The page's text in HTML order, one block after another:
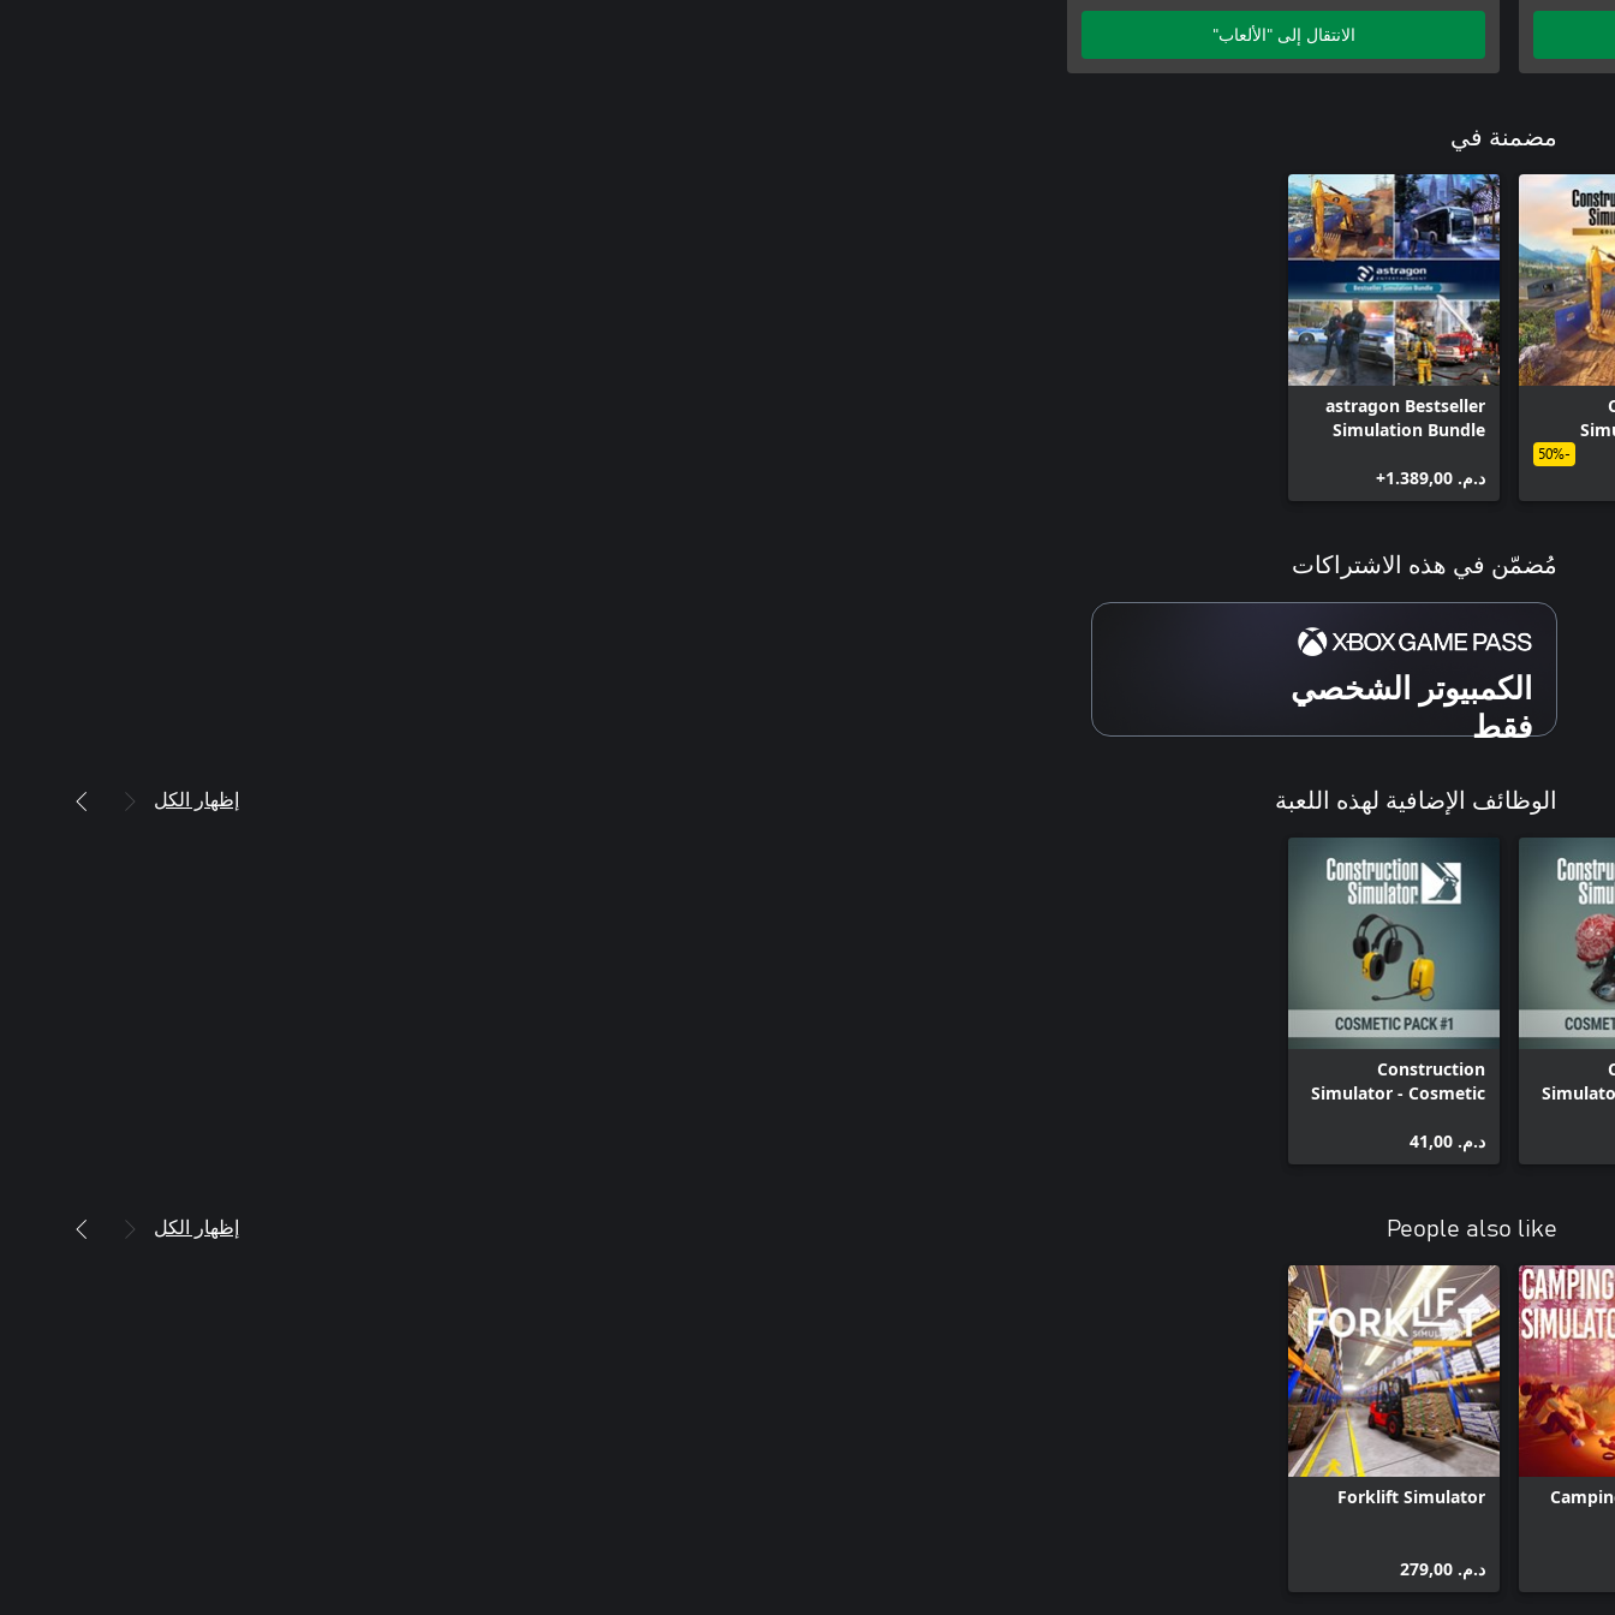
الانتقال إلى "الألعاب"
مضمنة في
-50%
astragon Bestseller
Simulation Bundle
د.م.‏ 1.389,00+
مُضمّن في هذه الاشتراكات
الكمبيوتر الشخصي
فقط
الوظائف الإضافية لهذه اللعبة إظهار الكل
Construction
Simulator - Cosmetic
د.م.‏ 41,00
People also like إظهار الكل
Forklift Simulator
د.م.‏ 279,00